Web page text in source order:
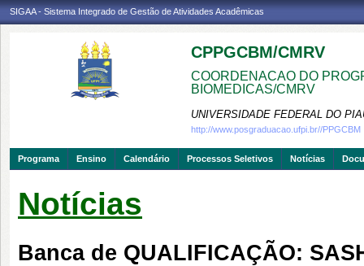
SIGAA - Sistema Integrado de Gestão de Atividades Acadêmicas
CPPGCBM/CMRV
COORDENACAO DO
BIOMEDICAS/CMRV
UNIVERSIDADE FEDERAL DO
http://www.posgraduacao.ufpi.br//PPGCBM
Programa Ensino Calendário Processos Seletivos Notícias
Notícias
Banca de QUALIFICAÇÃO: